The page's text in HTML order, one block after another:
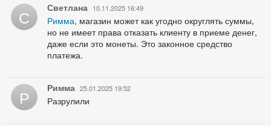
С Светлана 10.11.2025 16:49
Римма, магазин может как угодно округлять суммы,
но не имеет права отказать клиенту в приеме денег,
даже если это монеты. Это законное средство
платежа.
Р Римма 25.01.2025 19:52
Разрулили